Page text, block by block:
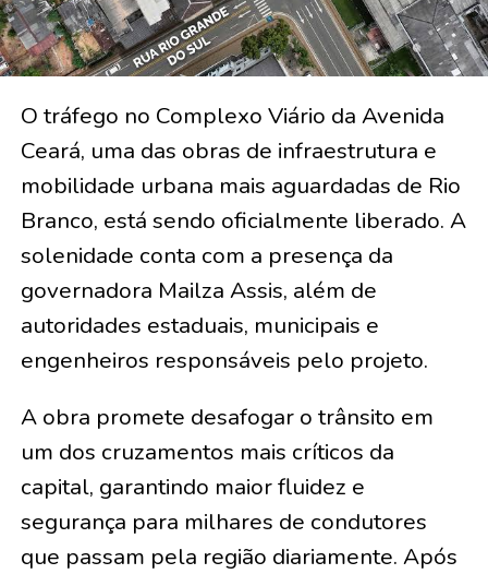
O tráfego no Complexo Viário da Avenida
Ceará, uma das obras de infraestrutura e
mobilidade urbana mais aguardadas de Rio
Branco, está sendo oficialmente liberado. A
solenidade conta com a presença da
governadora Mailza Assis, além de
autoridades estaduais, municipais e
engenheiros responsáveis pelo projeto.
A obra promete desafogar o trânsito em
um dos cruzamentos mais críticos da
capital, garantindo maior fluidez e
segurança para milhares de condutores
que passam pela região diariamente. Após